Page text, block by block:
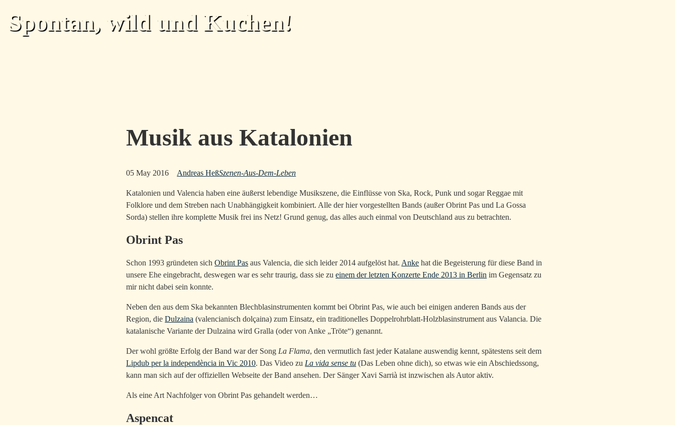
Spontan, wild und Kuchen!
Musik aus Katalonien
05 May 2016 Andreas HeßSzenen-Aus-Dem-Leben
Katalonien und Valencia haben eine äußerst lebendige Musikszene, die Einflüsse von Ska, Rock, Punk und sogar Reggae mit
Folklore und dem Streben nach Unabhängigkeit kombiniert. Alle der hier vorgestellten Bands (außer Obrint Pas und La Gossa
Sorda) stellen ihre komplette Musik frei ins Netz! Grund genug, das alles auch einmal von Deutschland aus zu betrachten.
Obrint Pas
Schon 1993 gründeten sichObrint Pas aus Valencia, die sich leider 2014 aufgelöst hat. Anke hat die Begeisterung für diese Band in
unsere Ehe eingebracht, deswegen war es sehr traurig, dass sie zueinem der letzten Konzerte Ende 2013 in Berlin im Gegensatz zu
mir nicht dabei sein konnte.
Neben den aus dem Ska bekannten Blechblasinstrumenten kommt bei Obrint Pas, wie auch bei einigen anderen Bands aus der
Region, dieDulzaina (valencianisch dolçaina) zum Einsatz, ein traditionelles Doppelrohrblatt-Holzblasinstrument aus Valancia. Die
katalanische Variante der Dulzaina wird Gralla (oder von Anke „Tröte“) genannt.
Der wohl größte Erfolg der Band war der Song La Flama, den vermutlich fast jeder Katalane auswendig kennt, spätestens seit dem
Lipdub per la independència in Vic 2010. Das Video zu La vida sense tu (Das Leben ohne dich), so etwas wie ein Abschiedssong,
kann man sich auf der offiziellen Webseite der Band ansehen. Der Sänger Xavi Sarrià ist inzwischen als Autor aktiv.
Als eine Art Nachfolger von Obrint Pas gehandelt werden…
Aspencat